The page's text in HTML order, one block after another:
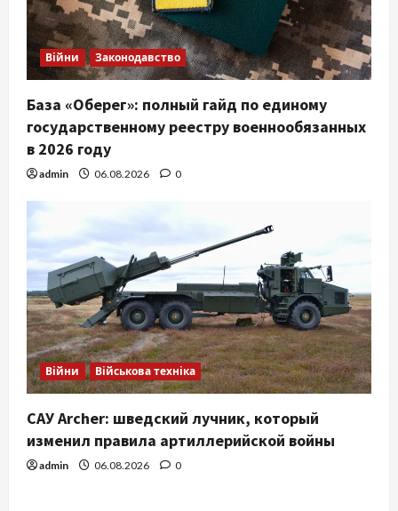
Війни Законодавство
База «Оберег»: полный гайд по единому
государственному реестру военнообязанных
в 2026 году
admin 06.08.2026 0
Війни Військова техніка
САУ Archer: шведский лучник, который
изменил правила артиллерийской войны
admin 06.08.2026 0